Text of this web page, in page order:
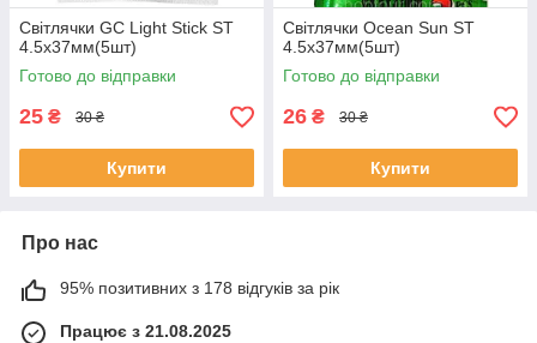
Світлячки GC Light Stick ST
4.5x37мм(5шт)
Готово до відправки
25 ₴ 30 ₴
Купити
Світлячки Ocean Sun ST
4.5x37мм(5шт)
Готово до відправки
26 ₴ 30 ₴
Купити
Про нас
95% позитивних з 178 відгуків за рік
Працює з 21.08.2025